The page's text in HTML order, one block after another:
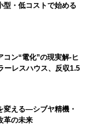
型・低コストで始める
ン“電化”の現実解-ヒ
ーレスハウス、反収1.5
変える―シブヤ精機・
革の未来